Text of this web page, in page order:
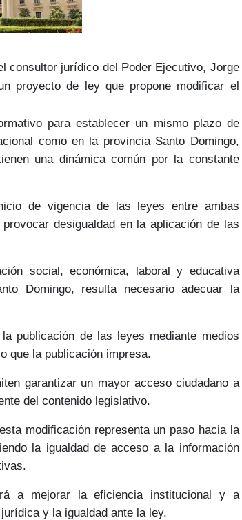
consultor jurídico del Poder Ejecutivo, Jorge
proyecto de ley que propone modificar el
para establecer un mismo plazo de
como en la provincia Santo Domingo,
una dinámica común por la constante
de vigencia de las leyes entre ambas
desigualdad en la aplicación de las
social, económica, laboral y educativa
Domingo, resulta necesarioadecuar la
publicación de las leyes mediante medios
que la publicación impresa.
garantizar un mayor acceso ciudadano a
del contenido legislativo.
modificación representa un paso hacia la
la igualdad de acceso a la información
a mejorar la eficiencia institucional y a
y la igualdad ante la ley.